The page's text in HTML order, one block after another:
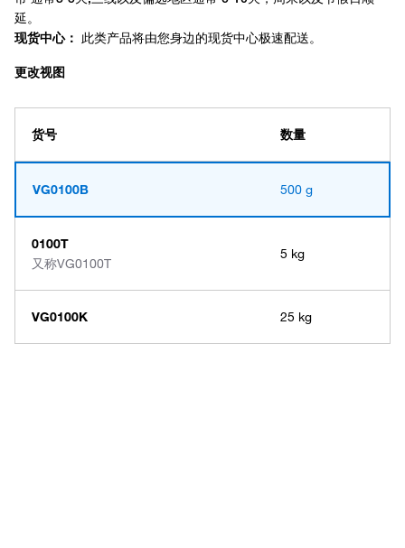
更改视图
货号 数量
VG0100B 500 g
0100T
又称VG0100T
5 kg
VG0100K 25 kg